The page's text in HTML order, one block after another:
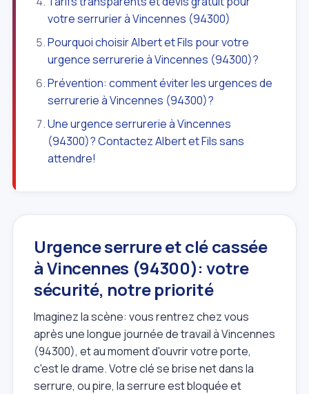
votre serrurier à Vincennes (94300)
Pourquoi choisir Albert et Fils pour votre
urgence serrurerie à Vincennes (94300)?
Prévention: comment éviter les urgences de
serrurerie à Vincennes (94300)?
Une urgence serrurerie à Vincennes
(94300)? Contactez Albert et Fils sans
attendre!
Urgence serrure et clé cassée
à Vincennes (94300): votre
sécurité, notre priorité
Imaginez la scène: vous rentrez chez vous
après une longue journée de travail à Vincennes
(94300), et au moment d'ouvrir votre porte,
c'est le drame. Votre clé se brise net dans la
serrure, ou pire, la serrure est bloquée et